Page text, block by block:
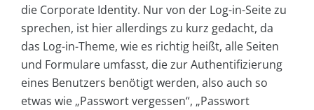
die Corporate Identity. Nur von der Log-in-Seite zu
sprechen, ist hier allerdings zu kurz gedacht, da
das Log-in-Theme, wie es richtig heißt, alle Seiten
und Formulare umfasst, die zur Authentifizierung
eines Benutzers benötigt werden, also auch so
etwas wie „Passwort vergessen“, „Passwort